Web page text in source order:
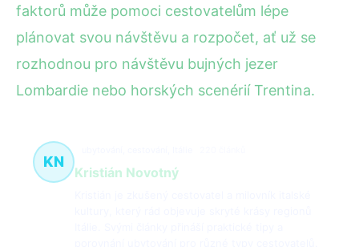
faktorů může pomoci cestovatelům lépe
plánovat svou návštěvu a rozpočet, ať už se
rozhodnou pro návštěvu bujných jezer
Lombardie nebo horských scenérií Trentina.
KN
Kristián Novotný